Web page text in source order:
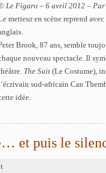
Le Figaro – 6 avril 2012 –
metteur en scène reprend
Brook, 87 ans, semble
nouveau spectacle. Il
The Suit (Le Costume),
sud-africain Can
idée.
et puis le